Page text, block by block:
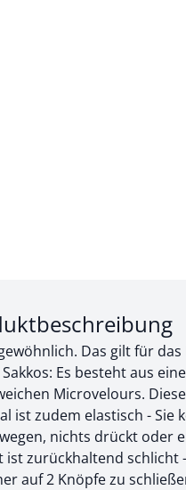
1 von 3:
Das gilt für das
Es besteht aus
Microvelours.
ist zudem elastisch - Sie
nichts drückt oder
ist zurückhaltend schlicht
auf 2 Knöpfe zu